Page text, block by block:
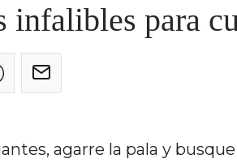
infalibles para
agarre la pala y